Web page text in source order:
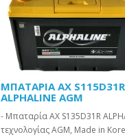
ΜΠΑΤΑΡΙΑ AX S115D31R
ALPHALINE AGM
- Μπαταρία AX S135D31R
τεχνολογίας AGM, Made in